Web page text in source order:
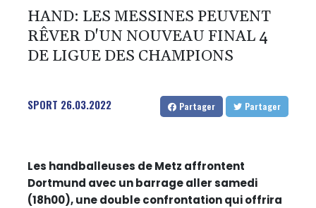
HAND: LES MESSINES PEUVENT
RÊVER D'UN NOUVEAU FINAL 4
DE LIGUE DES CHAMPIONS
SPORT 26.03.2022 Partager Partager
Les handballeuses de Metz affrontent
Dortmund avec un barrage aller samedi
(18h00), une double confrontation qui offrira